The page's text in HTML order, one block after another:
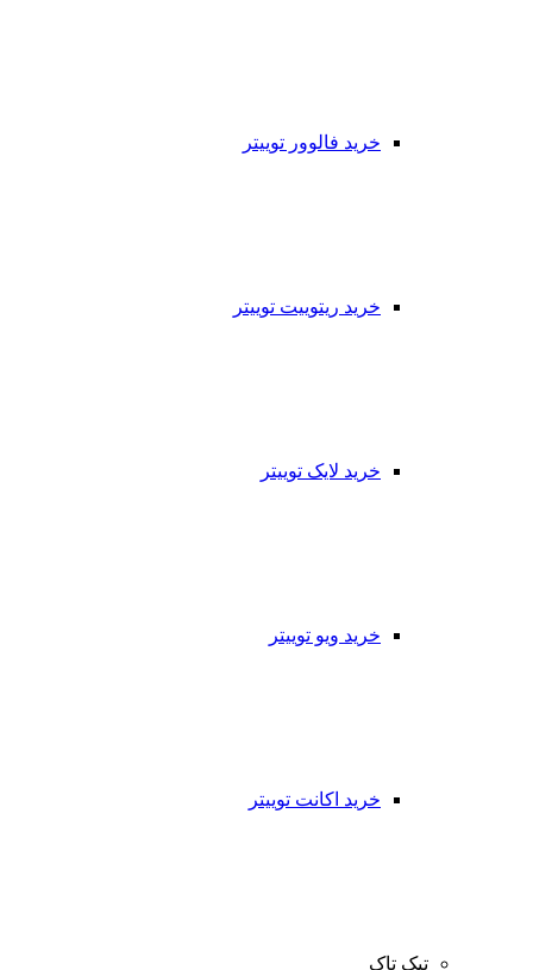
خرید فالوور توییتر
خرید ریتوییت توییتر
خرید لایک توییتر
خرید ویو توییتر
خرید اکانت توییتر
تیک تاک